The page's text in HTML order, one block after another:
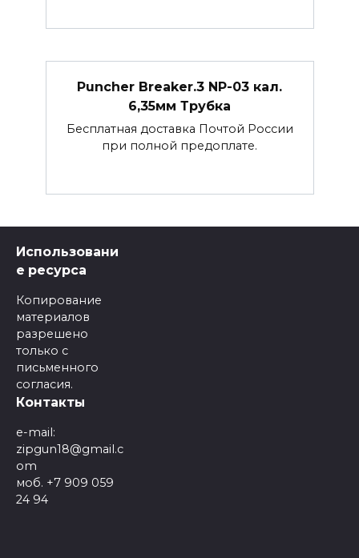
Puncher Breaker.3 NP-03 кал.
6,35мм Трубка
Бесплатная доставка Почтой России
при полной предоплате.
Использовани
е ресурса
Копирование
материалов
разрешено
только с
письменного
согласия.
Контакты
e-mail:
zipgun18@gmail.c
om
моб. +7 909 059
24 94